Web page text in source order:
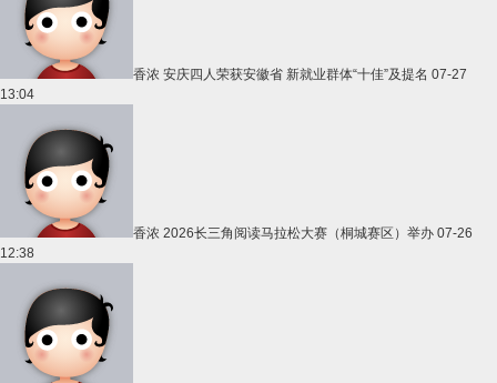
香浓 安庆四人荣获安徽省 新就业群体“十佳”及提名 07-27
13:04
香浓 2026长三角阅读马拉松大赛（桐城赛区）举办 07-26
12:38